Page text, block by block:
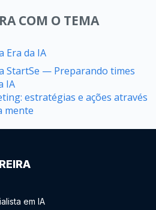
COM O TEMA
Era da IA
StartSe — Preparando times
IA
estratégias e ações através
mente
em IA